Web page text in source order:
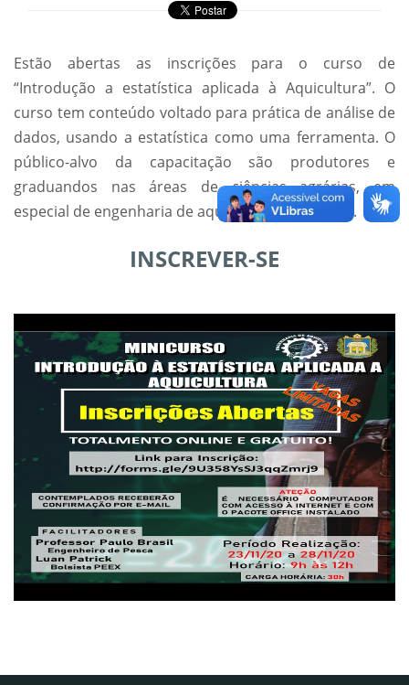
Estão abertas as inscrições para o curso de
“Introdução a estatística aplicada à Aquicultura”. O
curso tem conteúdo voltado para prática de análise de
dados, usando a estatística como uma ferramenta. O
público-alvo da capacitação são produtores e
graduandos nas áreas de ciências agrárias, em
especial de engenharia de aquicultura e de pesca.
INSCREVER-SE